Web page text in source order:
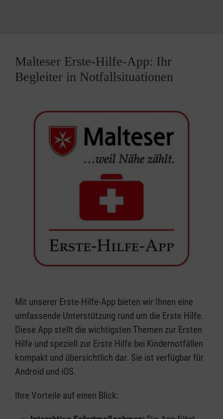
Malteser Erste-Hilfe-App: Ihr
Begleiter in Notfallsituationen
Mit unserer Erste-Hilfe-App bieten wir Ihnen eine
umfassende Unterstützung rund um die Erste Hilfe.
Diese App stellt die wichtigsten Themen zur Ersten
Hilfe und speziell zur Erste Hilfe bei Kindernotfällen
kompakt und übersichtlich dar. Sie ist verfügbar für
Android und iOS.
Ihre Vorteile auf einen Blick: